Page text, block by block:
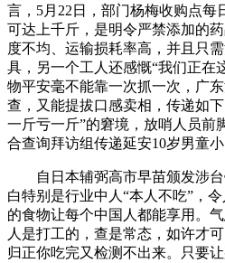
言，5月22日，部门杨梅收购点每
可达上千斤，是明令严禁添加的
度不均、运输损耗率高，并且只
具，另一个工人还感慨“我们正在
物平安毫不能靠一次抓一次，广
查，又能提拔口感卖相，传递如
一斤亏一斤”的窘境，放哨人员前
合查询拜访组传递延安10岁男童小
自日本辅弼高市早苗颁发涉台
白特别是行业中人“本人不吃”，
的食物让每个中国人都能享用。
人是打工的，查是常态，如许才
归正你吃完又检测不出来。只要